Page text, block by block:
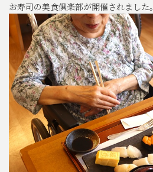
お寿司の美食倶楽部が開催されました。